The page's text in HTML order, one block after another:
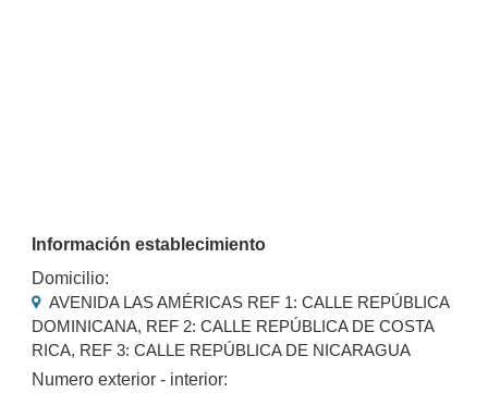
Información establecimiento
Domicilio:
AVENIDA LAS AMÉRICAS REF 1: CALLE REPÚBLICA
DOMINICANA, REF 2: CALLE REPÚBLICA DE COSTA
RICA, REF 3: CALLE REPÚBLICA DE NICARAGUA
Numero exterior - interior: